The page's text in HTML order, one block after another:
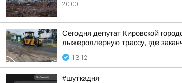
20:00
Сегодня депутат Кировской
лыжероллерную трассу, где
13:12
#шуткадня